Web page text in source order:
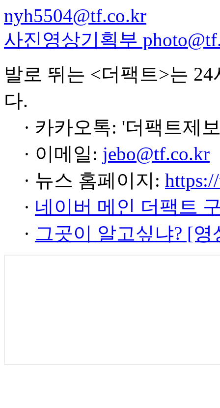
nyh5504@tf.co.kr
사진영상기획부
발로 뛰는 <더팩트>는
다.
· 카카오톡: '더팩트제
· 이메일: jebo@tf.co.kr
· 뉴스 홈페이지:
· 네이버 메인 더팩트
· 그곳이 알고싶냐? [